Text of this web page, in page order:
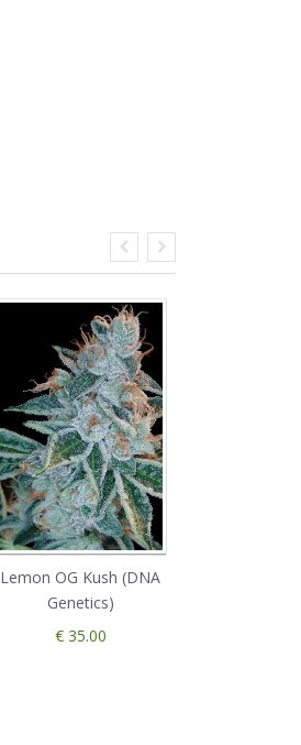
Lemon OG Kush (DNA
Genetics)
€ 35.00